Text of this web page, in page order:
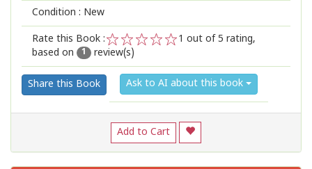
Condition : New
Rate this Book :
2
1
1 out of 5 rating,
based on
1 review(s)
Share this Book Ask to AI about this book
Add to Cart